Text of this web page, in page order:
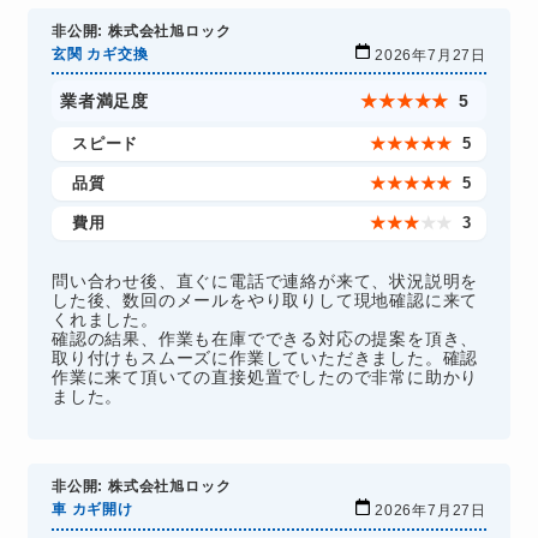
非公開: 株式会社旭ロック
玄関 カギ交換
2026年7月27日
業者満足度 ★★★★★ 5
スピード ★★★★★ 5
品質 ★★★★★ 5
費用 ★★★ ★ ★ 3
問い合わせ後、直ぐに電話で連絡が来て、状況説明を
した後、数回のメールをやり取りして現地確認に来て
くれました。
確認の結果、作業も在庫でできる対応の提案を頂き、
取り付けもスムーズに作業していただきました。確認
作業に来て頂いての直接処置でしたので非常に助かり
ました。
非公開: 株式会社旭ロック
車 カギ開け
2026年7月27日